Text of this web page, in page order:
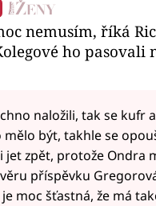
nemusím, říká
ho pasovali
naložili, tak se kufr
mělo být, takhle se
jet zpět, protože Ondra
příspěvku
moc šťastná, že má